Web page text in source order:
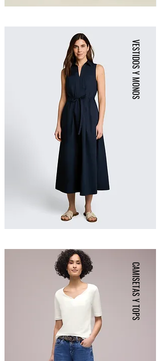
VESTIDOS Y MONOS
CAMISETAS Y TOPS